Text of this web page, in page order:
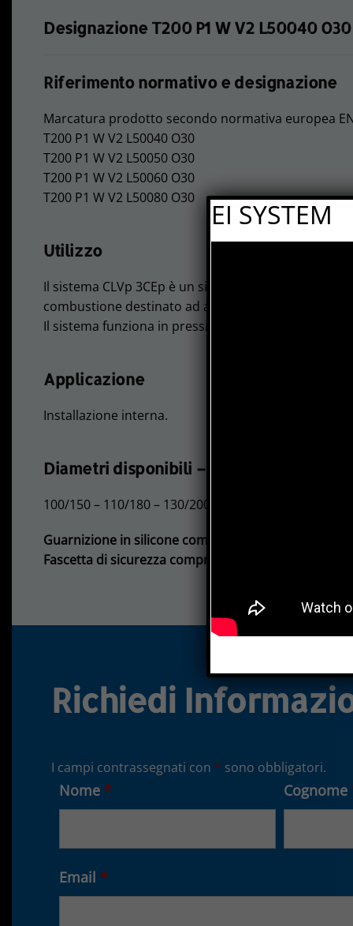
Designazione T200 P1 W V2 L50040
Riferimento normativo e designazione
Marcatura prodotto secondo normativa europea
T200 P1 W V2 L50040 O30
T200 P1 W V2 L50050 O30
T200 P1 W V2 L50060 O30
T200 P1 W V2 L50080 O30
Utilizzo
Il sistema CLVp 3CEp è un sistema collettivo di
combustione destinato ad apparecchi a gas a tenuta
Il sistema funziona in pressione positiva.
Applicazione
Installazione interna.
Diametri disponibili – mm – A RICHIESTA
100/150 – 110/180 – 130/200 – 150/230 – 180/250 –
Guarnizione in silicone compresa e montata.
Fascetta di sicurezza compresa
Richiedi
I campi contrassegnati con * sono obbligatori.
Nome * Cognome
Email *
EI SYSTEM